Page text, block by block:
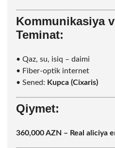
Kommunikasiya
Teminat:
• Qaz, su, isiq – daimi
• Fiber-optik internet
• Sened: Kupca (Cixaris)
Qiymet:
360,000 AZN – Real aliciya